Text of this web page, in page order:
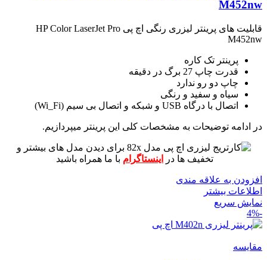
M452nw
قابلیت های پرینتر لیزری رنگی اچ پی HP Color LaserJet Pro
M452nw
پرینتر تک کاره
قدرت چاپ 27 برگ در دقیقه
چاپ دو رو ندارد
سیاه و سفید و رنگی
اتصال با درگاه USB و شبکه و اتصال بی سیم (Wi_Fi)
در ادامه توضیحات به مشخصات کلی این پرینتر میپردازیم.
برای دیدن مدل های بیشتر و
تخفیف ها در
اینستاگرام با ما همراه باشید
افزودن به علاقه مندی
اطلاعات بیشتر
نمایش سریع
-4%
مقايسه